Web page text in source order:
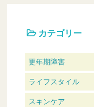
カテゴリー
更年期障害
ライフスタイル
スキンケア